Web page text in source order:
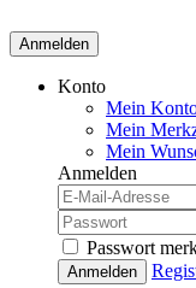
Anmelden
Konto
Mein
Mein
Mein
Anmelden
Passwort
Anmelden